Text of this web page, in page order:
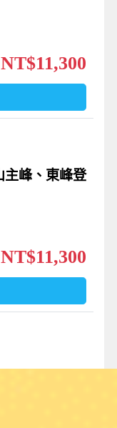
NT$11,300
主峰、東峰登
NT$11,300